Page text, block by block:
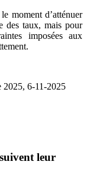
moment d’atténuer
des taux, mais pour
imposées aux
2025, 6-11-2025
leur